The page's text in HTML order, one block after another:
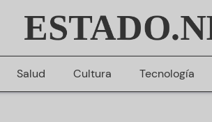
Salud Cultura Tecnología